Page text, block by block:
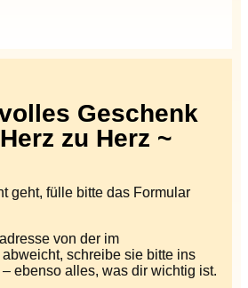
Geschenk
zu Herz ~
geht, fülle bitte das Formular
von der im
schreibe sie bitte ins
ebenso alles, was dir wichtig ist.